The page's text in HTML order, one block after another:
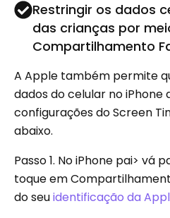
Restringir os dados
das crianças por
Compartilhamento
A Apple também permite
dados do celular no iPhone
configurações do Screen
abaixo.
Passo 1. No iPhone pai> vá
toque em
do seuidentificação da